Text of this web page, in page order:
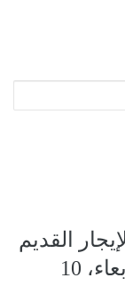
القديم
وتنفيذ القانون الجديداليوم الأربعاء، 10